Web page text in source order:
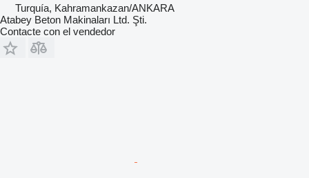
Turquía, Kahramankazan/ANKARA
Atabey Beton Makinaları Ltd. Şti.
Contacte con el vendedor